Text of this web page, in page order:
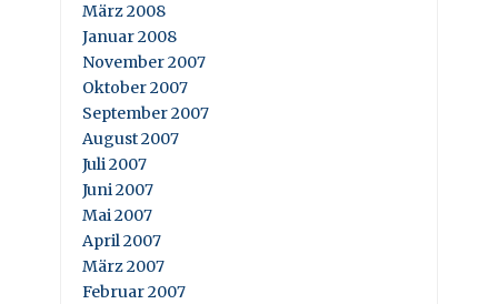
März 2008
Januar 2008
November 2007
Oktober 2007
September 2007
August 2007
Juli 2007
Juni 2007
Mai 2007
April 2007
März 2007
Februar 2007